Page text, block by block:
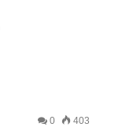
0 403